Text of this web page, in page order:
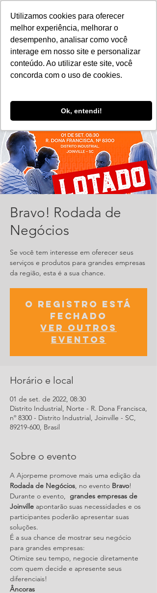
Utilizamos cookies para oferecer
melhor experiência, melhorar o
desempenho, analisar como você
interage em nosso site e personalizar
conteúdo. Ao utilizar este site, você
concorda com o uso de cookies.
Ok, entendi!
Bravo! Rodada de
Negócios
Se você tem interesse em oferecer seus
serviços e produtos para grandes empresas
da região, esta é a sua chance.
O registro está
fechado
Ver outros
eventos
Horário e local
01 de set. de 2022, 08:30
Distrito Industrial, Norte - R. Dona Francisca,
nº 8300 - Distrito Industrial, Joinville - SC,
89219-600, Brasil
Sobre o evento
A Ajorpeme promove mais uma edição da
Rodada de Negócios, no evento Bravo!
Durante o evento, grandes empresas de
Joinville apontarão suas necessidades e os
participantes poderão apresentar suas
soluções.
É a sua chance de mostrar seu negócio
para grandes empresas:
Otimize seu tempo, negocie diretamente
com quem decide e apresente seus
diferenciais!
Âncoras